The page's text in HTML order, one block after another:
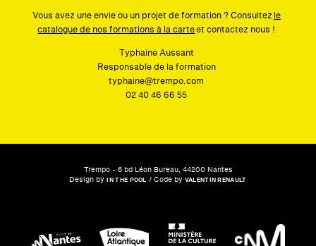
Vous avez une envie ou un projet de formation ? Consultez le
catalogue de nos formations à la carteet contactez nous !
Typhaine Aussant
Responsable de la formation
typhaine@trempo.com
02 40 46 66 55
Trempo - 6 bd Léon Bureau, 44200 Nantes
Design byIN THE POOL / Code by VALENTIN RENAULT